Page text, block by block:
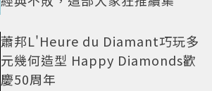
蕭邦L'Heure du Diamant巧玩多
元幾何造型 Happy Diamonds歡
慶50周年